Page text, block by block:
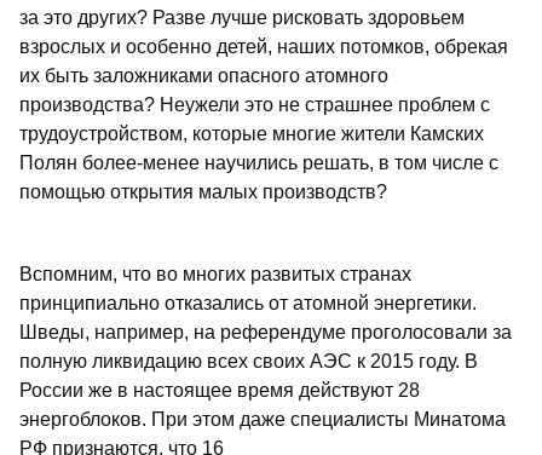
за это других? Разве лучше рисковать здоровьем
взрослых и особенно детей, наших потомков, обрекая
их быть заложниками опасного атомного
производства? Неужели это не страшнее проблем с
трудоустройством, которые многие жители Камских
Полян более-менее научились решать, в том числе с
помощью открытия малых производств?
Вспомним, что во многих развитых странах
принципиально отказались от атомной энергетики.
Шведы, например, на референдуме проголосовали за
полную ликвидацию всех своих АЭС к 2015 году. В
России же в настоящее время действуют 28
энергоблоков. При этом даже специалисты Минатома
РФ признаются, что 16